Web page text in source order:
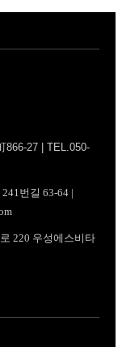
866-27 | TEL.050-
번길 63-64 |
220 우성에스비타